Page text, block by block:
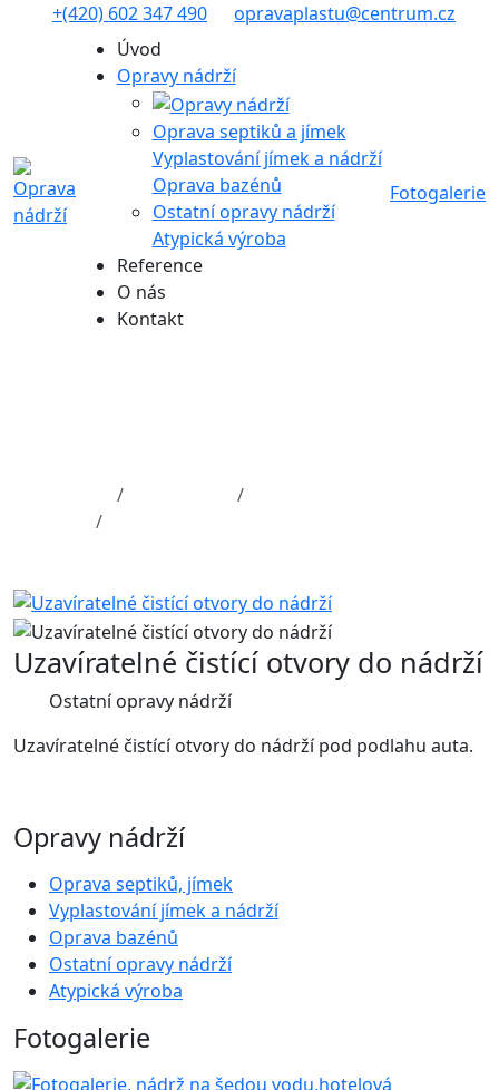
+(420) 602 347 490
opravaplastu@centrum.cz
Úvod
Opravy nádrží
Oprava septiků a jímek
Vyplastování jímek a nádrží
Oprava bazénů
Ostatní opravy nádrží
Atypická výroba
Reference
O nás
Kontakt
Fotogalerie
Uzavíratelné čistící otvory do nádrží
Ostatní opravy nádrží
Uzavíratelné čistící otvory do nádrží pod podlahu auta.
Opravy nádrží
Oprava septiků, jímek
Vyplastování jímek a nádrží
Oprava bazénů
Ostatní opravy nádrží
Atypická výroba
Fotogalerie